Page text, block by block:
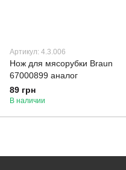
Артикул: 4.3.006
Нож для мясорубки Braun
67000899 аналог
89 грн
В наличии